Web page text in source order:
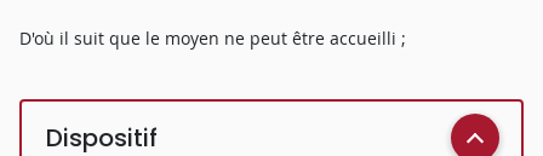
D'où il suit que le moyen ne peut être accueilli ;
Dispositif